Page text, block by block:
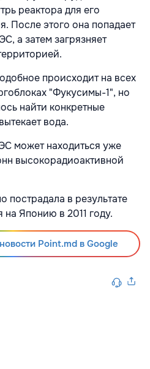
реактора для его
После этого она попадает
а затем загрязняет
происходит на всех
"Фукусимы-1", но
найти конкретные
вода.
может находиться уже
высокорадиоактивной
в результате
Японию в 2011 году.
Point.md в Google